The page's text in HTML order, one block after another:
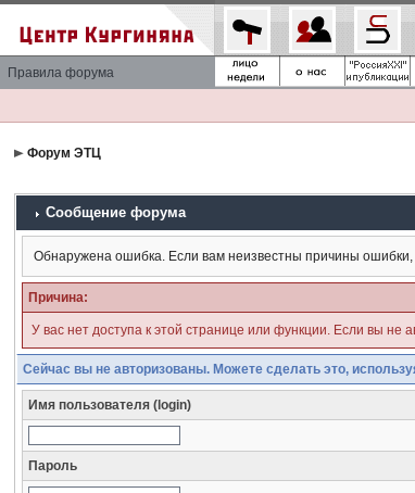
Правила форума
Форум ЭТЦ
Сообщение форума
Обнаружена ошибка. Если вам неизвестны причины ошибки,
Причина:
У вас нет доступа к этой странице или функции. Если вы
Сейчас вы не авторизованы. Можете сделать это,
Имя пользователя (login)
Пароль